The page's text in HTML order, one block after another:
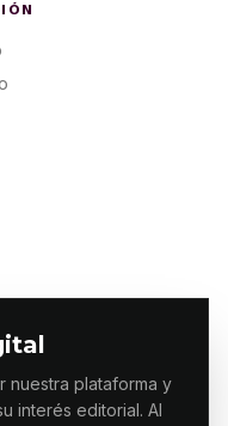
nuestra plataforma y
interés editorial. Al
DERECHOS